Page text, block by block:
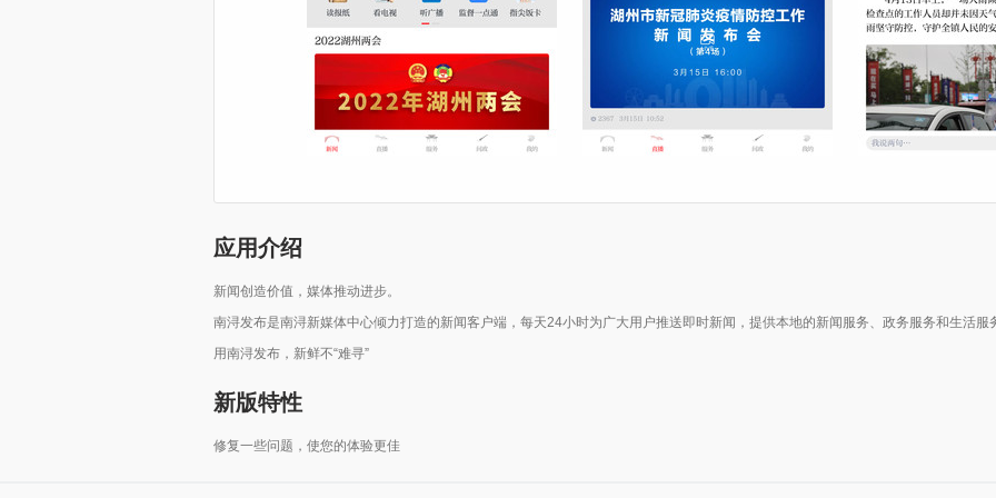
应用介绍
新闻创造价值，媒体推动进步。
南浔发布是南浔新媒体中心倾力打造的新闻客户端，每天24小时为广大用户推送即时新闻，提供本地的新闻服务、政务服务和生活服
用南浔发布，新鲜不“难寻”
新版特性
修复一些问题，使您的体验更佳